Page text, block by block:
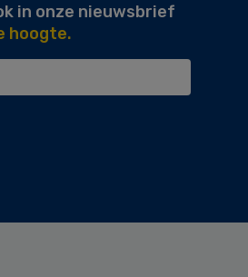
in onze nieuwsbrief
hoogte.